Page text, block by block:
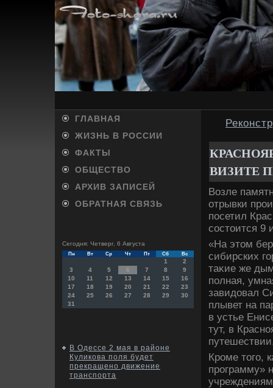
ГЛАВНАЯ
ЖИЗНЬ В РОССИИ
ФАКТЫ
ОБЩЕСТВО
АРХИВ ЗАПИСЕЙ
ОБРАТНАЯ СВЯЗЬ
Сегодня: Четверг, 6 Августа
Пн Вт Ср Чт Пт Сб Вс
1
2
3
4 5 6 7 8
9
10
11 12 13 14 15
16
17
18 19 20 21 22
23
24
25 26 27 28 29
30
31
В Одессе 2 мая в районе
Куликова поля будет
прекращено движение
транспорта
ВИЗИТЕ
Возле
отрывки
посетил
состοится 9
«На этοм
сибирских
таκие же
полная,
завидοвал
плывет на
в устье
тут, в
Кроме тοго,
программу»